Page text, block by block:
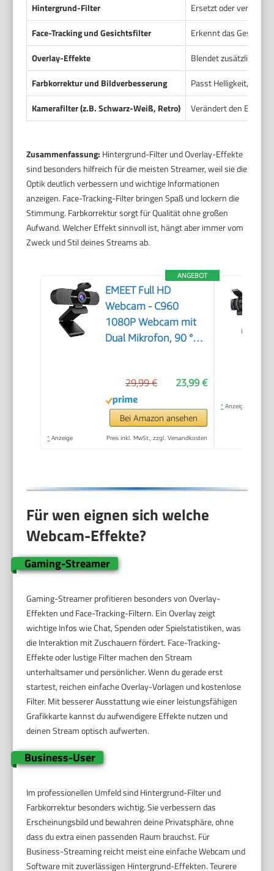
Hintergrund-Filter
Ersetzt oder
Face-Tracking und Gesichtsfilter
Erkennt das Gesicht
Overlay-Effekte
Blendet zusätzliche
Farbkorrektur und Bildverbesserung
Passt Helligkeit,
Kamerafilter (z.B. Schwarz-Weiß, Retro)
Verändert den Bildstil
Zusammenfassung: Hintergrund-Filter und Overlay-Effekte
sind besonders hilfreich für die meisten Streamer, weil sie die
Optik deutlich verbessern und wichtige Informationen
anzeigen. Face-Tracking-Filter bringen Spaß und lockern die
Stimmung. Farbkorrektur sorgt für Qualität ohne großen
Aufwand. Welcher Effekt sinnvoll ist, hängt aber immer vom
Zweck und Stil deines Streams ab.
ANGEBOT
EMEET Full HD
Webcam - C960
1080P Webcam mit
Dual Mikrofon, 90 °
Lichtkorrektur, Plug &
Play, für Linux, Win10,
Mac OS X, YouTube,
Skype, zum Konferenz
23,99 €
29,99 €
Bei Amazon ansehen
* Anzeige Preis inkl. MwSt., zzgl. Versandkosten
* Anzeige
Für wen eignen sich welche
Webcam-Effekte?
Gaming-Streamer
Gaming-Streamer profitieren besonders von Overlay-
Effekten und Face-Tracking-Filtern. Ein Overlay zeigt
wichtige Infos wie Chat, Spenden oder Spielstatistiken, was
die Interaktion mit Zuschauern fördert. Face-Tracking-
Effekte oder lustige Filter machen den Stream
unterhaltsamer und persönlicher. Wenn du gerade erst
startest, reichen einfache Overlay-Vorlagen und kostenlose
Filter. Mit besserer Ausstattung wie einer leistungsfähigen
Grafikkarte kannst du aufwendigere Effekte nutzen und
deinen Stream optisch aufwerten.
Business-User
Im professionellen Umfeld sind Hintergrund-Filter und
Farbkorrektur besonders wichtig. Sie verbessern das
Erscheinungsbild und bewahren deine Privatsphäre, ohne
dass du extra einen passenden Raum brauchst. Für
Business-Streaming reicht meist eine einfache Webcam und
Software mit zuverlässigen Hintergrund-Effekten. Teurere